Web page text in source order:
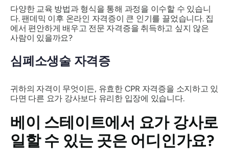
다양한 교육 방법과 형식을 통해 과정을 이수할 수 있습니
다. 팬데믹 이후 온라인 자격증이 큰 인기를 끌었습니다. 집
에서 편안하게 배우고 전문 자격증을 취득하고 싶지 않은
사람이 있을까요?
심폐소생술 자격증
귀하의 자격이 무엇이든, 유효한 CPR 자격증을 소지하고 있
다면 다른 요가 강사보다 유리한 입장에 있습니다.
베이 스테이트에서 요가 강사로
일할 수 있는 곳은 어디인가요?